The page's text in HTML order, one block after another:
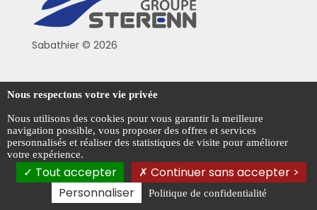
Sabathier © 2026
Politique de confidentialité
Conditions générales de vente
Mentions légales
Gestion des cookies
Nous respectons votre vie privée
Nous utilisons des cookies pour vous garantir la meilleure
navigation possible, vous proposer des offres et services
personnalisés et réaliser des statistiques de visite pour améliorer
votre expérience.
Tout accepter
Continuer sans accepter >
Personnaliser
Politique de confidentialité